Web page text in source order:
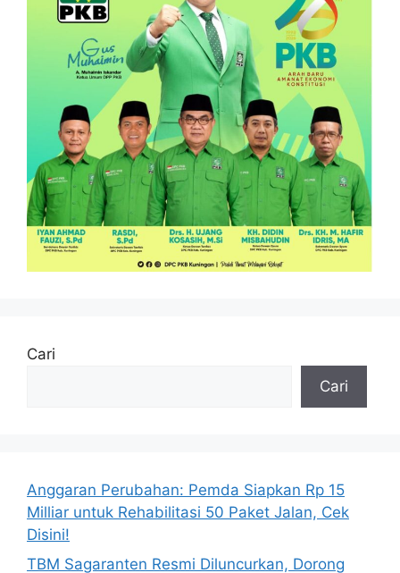
Cari
Cari
Anggaran Perubahan: Pemda Siapkan Rp 15
Milliar untuk Rehabilitasi 50 Paket Jalan, Cek
Disini!
TBM Sagaranten Resmi Diluncurkan, Dorong